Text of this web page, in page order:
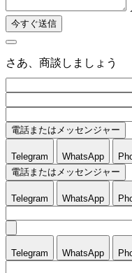
今すぐ送信
さあ、商談しましょう
電話またはメッセンジャー
Telegram WhatsApp
電話またはメッセンジャー
Telegram WhatsApp
Telegram WhatsApp